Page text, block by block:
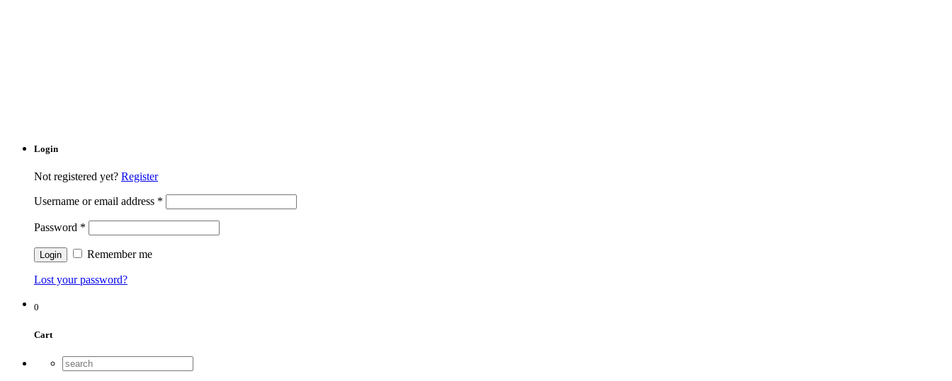
Login
Not registered yet? Register
Username or email address *
Password *
Remember me
Lost your password?
0
Cart